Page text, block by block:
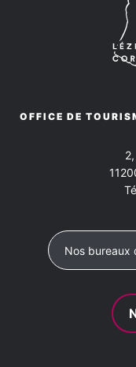
OFFICE DE
Nos bureaux